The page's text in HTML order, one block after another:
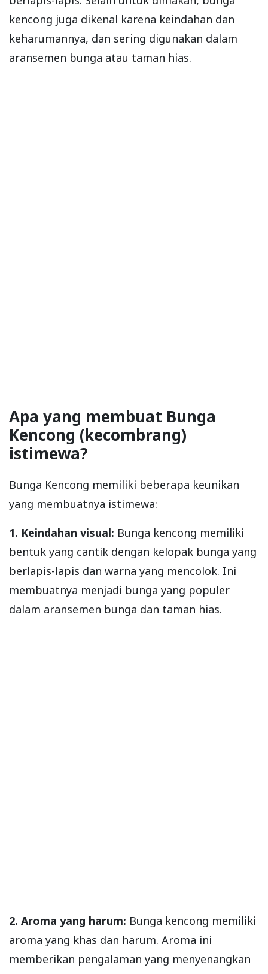
kencong juga dikenal karena keindahan dan
keharumannya, dan sering digunakan dalam
aransemen bunga atau taman hias.
Apa yang membuat Bunga
Kencong (kecombrang)
istimewa?
Bunga Kencong memiliki beberapa keunikan
yang membuatnya istimewa:
1. Keindahan visual: Bunga kencong memiliki
bentuk yang cantik dengan kelopak bunga yang
berlapis-lapis dan warna yang mencolok. Ini
membuatnya menjadi bunga yang populer
dalam aransemen bunga dan taman hias.
2. Aroma yang harum: Bunga kencong memiliki
aroma yang khas dan harum. Aroma ini
memberikan pengalaman yang menyenangkan